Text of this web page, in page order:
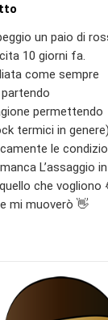
un paio di
10 giorni fa.
come sempre
permettendo
termici in
le
L’assaggio
che vogliono
mi muoverò 👋